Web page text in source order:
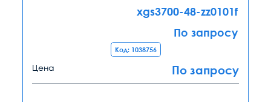
xgs3700-48-zz0101f
По запросу
Код: 1038756
Цена По запросу